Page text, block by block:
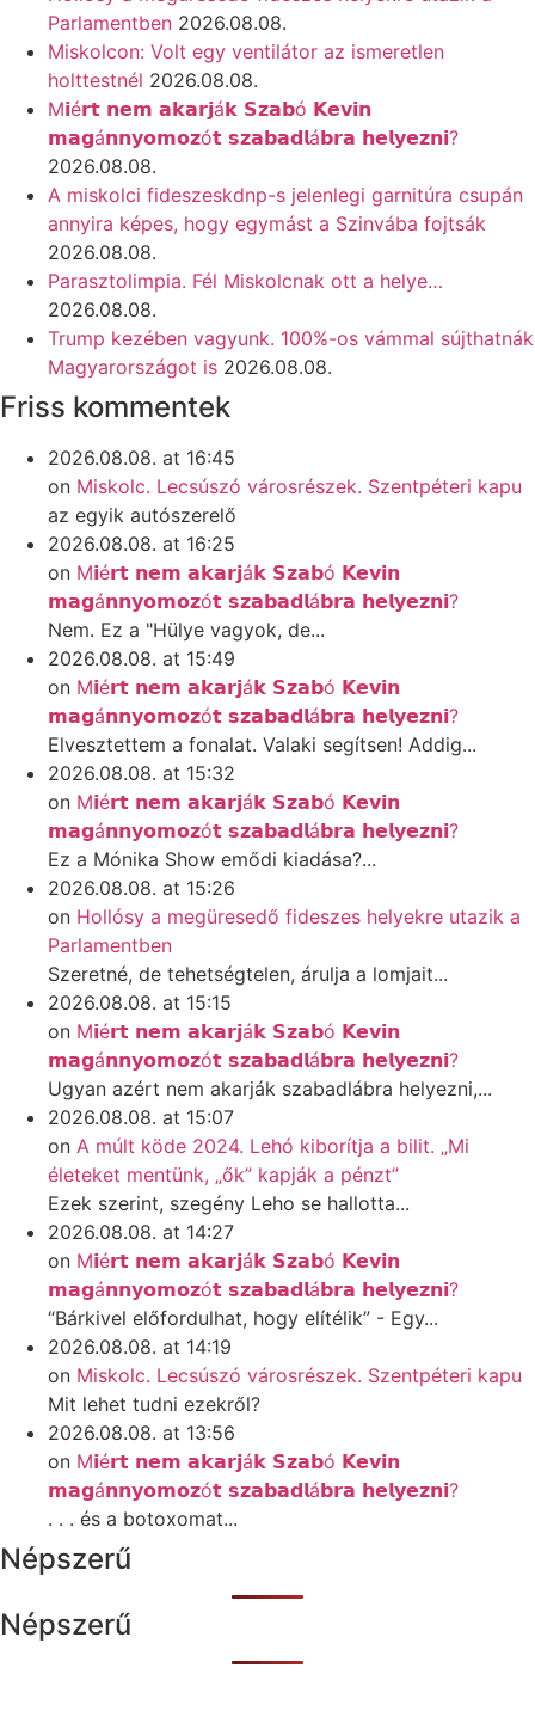
Parlamentben 2026.08.08.
Miskolcon: Volt egy ventilátor az ismeretlen
holttestnél 2026.08.08.
M𝗶é𝗿𝘁 𝗻𝗲𝗺 𝗮𝗸𝗮𝗿𝗷á𝗸 𝗦𝘇𝗮𝗯ó 𝗞𝗲𝘃𝗶𝗻
𝗺𝗮𝗴á𝗻𝗻𝘆𝗼𝗺𝗼𝘇ó𝘁 𝘀𝘇𝗮𝗯𝗮𝗱𝗹á𝗯𝗿𝗮 𝗵𝗲𝗹𝘆𝗲𝘇𝗻𝗶?
2026.08.08.
A miskolci fideszeskdnp-s jelenlegi garnitúra csupán
annyira képes, hogy egymást a Szinvába fojtsák
2026.08.08.
Parasztolimpia. Fél Miskolcnak ott a helye…
2026.08.08.
Trump kezében vagyunk. 100%-os vámmal sújthatnák
Magyarországot is 2026.08.08.
Friss kommentek
2026.08.08. at 16:45
on Miskolc. Lecsúszó városrészek. Szentpéteri kapu
az egyik autószerelő
2026.08.08. at 16:25
on M𝗶é𝗿𝘁 𝗻𝗲𝗺 𝗮𝗸𝗮𝗿𝗷á𝗸 𝗦𝘇𝗮𝗯ó 𝗞𝗲𝘃𝗶𝗻
𝗺𝗮𝗴á𝗻𝗻𝘆𝗼𝗺𝗼𝘇ó𝘁 𝘀𝘇𝗮𝗯𝗮𝗱𝗹á𝗯𝗿𝗮 𝗵𝗲𝗹𝘆𝗲𝘇𝗻𝗶?
Nem. Ez a "Hülye vagyok, de...
2026.08.08. at 15:49
on M𝗶é𝗿𝘁 𝗻𝗲𝗺 𝗮𝗸𝗮𝗿𝗷á𝗸 𝗦𝘇𝗮𝗯ó 𝗞𝗲𝘃𝗶𝗻
𝗺𝗮𝗴á𝗻𝗻𝘆𝗼𝗺𝗼𝘇ó𝘁 𝘀𝘇𝗮𝗯𝗮𝗱𝗹á𝗯𝗿𝗮 𝗵𝗲𝗹𝘆𝗲𝘇𝗻𝗶?
Elvesztettem a fonalat. Valaki segítsen! Addig...
2026.08.08. at 15:32
on M𝗶é𝗿𝘁 𝗻𝗲𝗺 𝗮𝗸𝗮𝗿𝗷á𝗸 𝗦𝘇𝗮𝗯ó 𝗞𝗲𝘃𝗶𝗻
𝗺𝗮𝗴á𝗻𝗻𝘆𝗼𝗺𝗼𝘇ó𝘁 𝘀𝘇𝗮𝗯𝗮𝗱𝗹á𝗯𝗿𝗮 𝗵𝗲𝗹𝘆𝗲𝘇𝗻𝗶?
Ez a Mónika Show emődi kiadása?...
2026.08.08. at 15:26
on Hollósy a megüresedő fideszes helyekre utazik a
Parlamentben
Szeretné, de tehetségtelen, árulja a lomjait...
2026.08.08. at 15:15
on M𝗶é𝗿𝘁 𝗻𝗲𝗺 𝗮𝗸𝗮𝗿𝗷á𝗸 𝗦𝘇𝗮𝗯ó 𝗞𝗲𝘃𝗶𝗻
𝗺𝗮𝗴á𝗻𝗻𝘆𝗼𝗺𝗼𝘇ó𝘁 𝘀𝘇𝗮𝗯𝗮𝗱𝗹á𝗯𝗿𝗮 𝗵𝗲𝗹𝘆𝗲𝘇𝗻𝗶?
Ugyan azért nem akarják szabadlábra helyezni,...
2026.08.08. at 15:07
on A múlt köde 2024. Lehó kiborítja a bilit. „Mi
életeket mentünk, „ők” kapják a pénzt”
Ezek szerint, szegény Leho se hallotta...
2026.08.08. at 14:27
on M𝗶é𝗿𝘁 𝗻𝗲𝗺 𝗮𝗸𝗮𝗿𝗷á𝗸 𝗦𝘇𝗮𝗯ó 𝗞𝗲𝘃𝗶𝗻
𝗺𝗮𝗴á𝗻𝗻𝘆𝗼𝗺𝗼𝘇ó𝘁 𝘀𝘇𝗮𝗯𝗮𝗱𝗹á𝗯𝗿𝗮 𝗵𝗲𝗹𝘆𝗲𝘇𝗻𝗶?
“Bárkivel előfordulhat, hogy elítélik” - Egy...
2026.08.08. at 14:19
on Miskolc. Lecsúszó városrészek. Szentpéteri kapu
Mit lehet tudni ezekről?
2026.08.08. at 13:56
on M𝗶é𝗿𝘁 𝗻𝗲𝗺 𝗮𝗸𝗮𝗿𝗷á𝗸 𝗦𝘇𝗮𝗯ó 𝗞𝗲𝘃𝗶𝗻
𝗺𝗮𝗴á𝗻𝗻𝘆𝗼𝗺𝗼𝘇ó𝘁 𝘀𝘇𝗮𝗯𝗮𝗱𝗹á𝗯𝗿𝗮 𝗵𝗲𝗹𝘆𝗲𝘇𝗻𝗶?
. . . és a botoxomat...
Népszerű
Népszerű